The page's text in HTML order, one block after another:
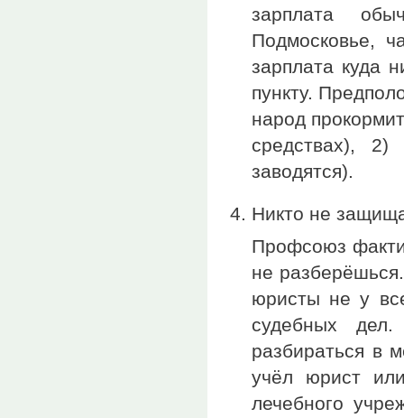
зарплата
Подмосковье,
зарплата куда
пункту.
народ
средствах), 2)
заводятся).
Никто не
Профсоюз
не
юристы не у
судебных
разбираться в
учёл юрист
лечебного